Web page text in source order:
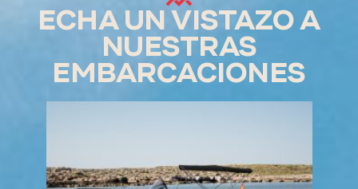
ECHA UN VISTAZO A
NUESTRAS
EMBARCACIONES